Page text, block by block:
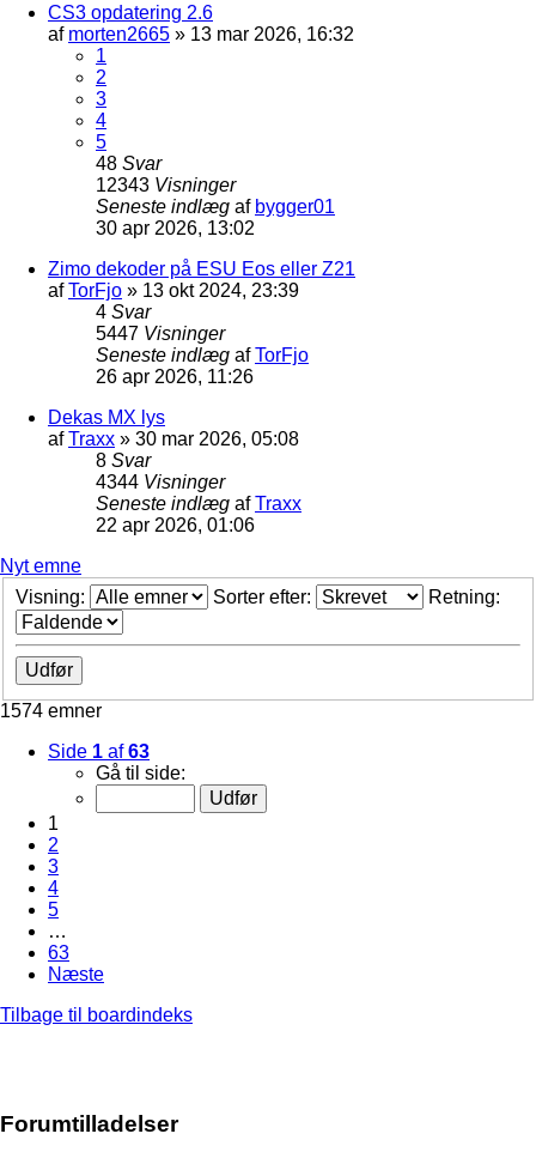
CS3 opdatering 2.6
af morten2665 » 13 mar 2026, 16:32
1
2
3
4
5
48 Svar
12343 Visninger
Seneste indlæg af bygger01
30 apr 2026, 13:02
Zimo dekoder på ESU Eos eller Z21
afTorFjo » 13 okt 2024, 23:39
4 Svar
5447 Visninger
Seneste indlæg afTorFjo
26 apr 2026, 11:26
Dekas MX lys
afTraxx » 30 mar 2026, 05:08
8 Svar
4344 Visninger
Seneste indlæg afTraxx
22 apr 2026, 01:06
Nyt emne
Visning:
Sorter efter: Retning:
1574 emner
Side 1 af63
Gå til side:
1
2
3
4
5
…
63
Næste
Tilbage til boardindeks
Forumtilladelser